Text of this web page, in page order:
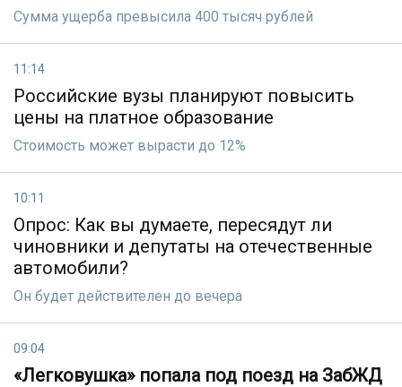
Сумма ущерба превысила 400 тысяч рублей
11:14
Российские вузы планируют повысить
цены на платное образование
Стоимость может вырасти до 12%
10:11
Опрос: Как вы думаете, пересядут ли
чиновники и депутаты на отечественные
автомобили?
Он будет действителен до вечера
09:04
«Легковушка» попала под поезд на ЗабЖД